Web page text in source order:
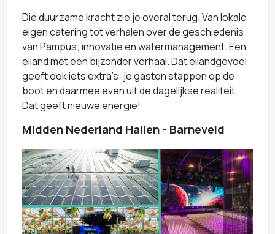
Die duurzame kracht zie je overal terug. Van lokale
eigen catering tot verhalen over de geschiedenis
van Pampus; innovatie en watermanagement. Een
eiland met een bijzonder verhaal. Dat eilandgevoel
geeft ook iets extra’s: je gasten stappen op de
boot en daarmee even uit de dagelijkse realiteit.
Dat geeft nieuwe energie!
Midden Nederland Hallen - Barneveld